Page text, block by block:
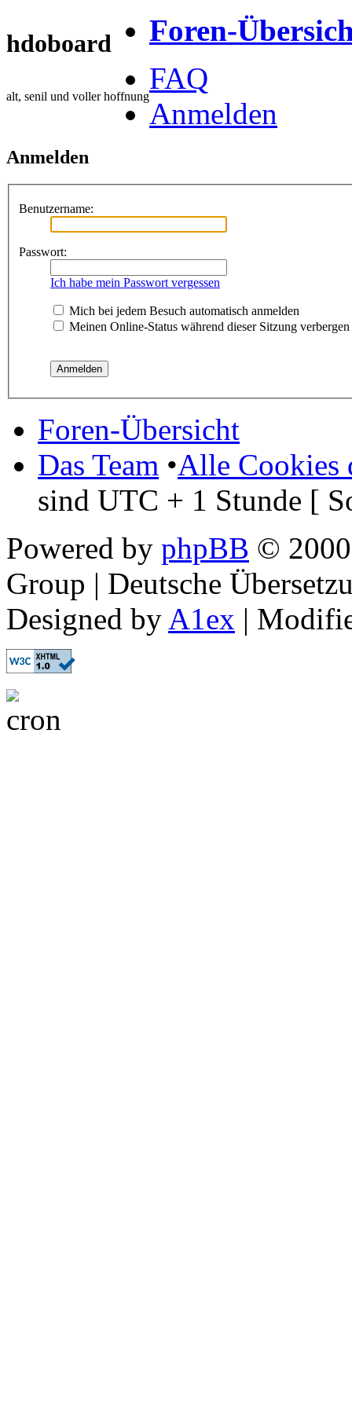
hdoboard
alt, senil und voller hoffnung
Foren-
FAQ
Anmelden
Anmelden
Benutzername:
Passwort:
Ich habe mein Passwort vergessen
Mich bei jedem Besuch automatisch anmelden
Meinen Online-Status während dieser Sitzung verbergen
Foren-Übersicht
Das Team •Alle Cookies
sind UTC + 1 Stunde [
Powered by phpBB ©
Group | Deutsche
Designed by A1ex |